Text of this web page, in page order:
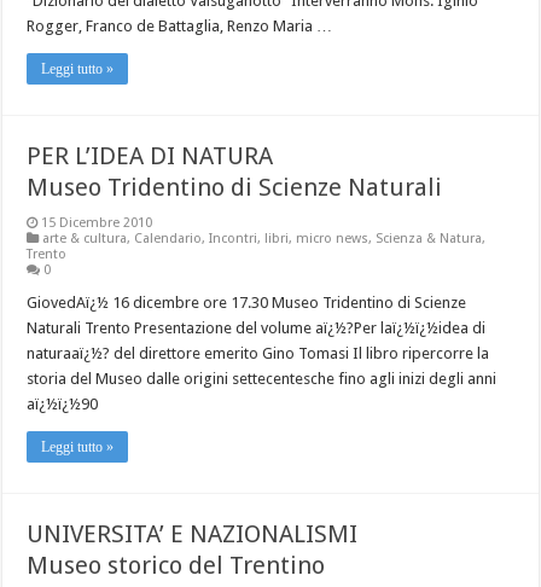
Rogger, Franco de Battaglia, Renzo Maria …
Leggi tutto »
PER L’IDEA DI NATURA
Museo Tridentino di Scienze Naturali
15 Dicembre 2010
arte & cultura, Calendario,Incontri, libri, micro news, Scienza & Natura,
Trento
0
GiovedAï¿½ 16 dicembre ore 17.30 Museo Tridentino di Scienze
Naturali Trento Presentazione del volume aï¿½?Per laï¿½ï¿½idea di
naturaaï¿½? del direttore emerito Gino Tomasi Il libro ripercorre la
storia del Museo dalle origini settecentesche fino agli inizi degli anni
aï¿½ï¿½90
Leggi tutto »
UNIVERSITA’ E NAZIONALISMI
Museo storico del Trentino